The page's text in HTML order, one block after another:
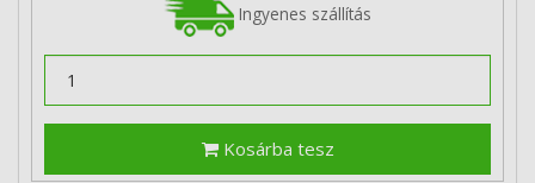
Ingyenes szállítás
Kosárba tesz